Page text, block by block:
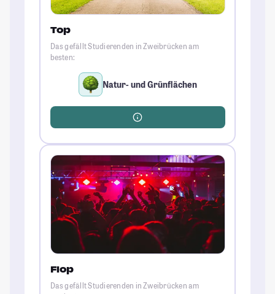
Top
Das gefällt Studierenden in Zweibrücken am
besten:
Natur- und Grünflächen
Flop
Das gefällt Studierenden in Zweibrücken am